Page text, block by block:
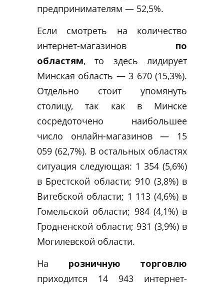
предпринимателям — 52,5%.
Если смотреть на количество
интернет-магазинов по
областям, то здесь лидирует
Минская область — 3 670 (15,3%).
Отдельно стоит упомянуть
столицу, так как в Минске
сосредоточено наибольшее
число онлайн-магазинов — 15
059 (62,7%). В остальных областях
ситуация следующая: 1 354 (5,6%)
в Брестской области; 910 (3,8%) в
Витебской области; 1 113 (4,6%) в
Гомельской области; 984 (4,1%) в
Гродненской области; 931 (3,9%) в
Могилевской области.
На розничную торговлю
приходится 14 943 интернет-